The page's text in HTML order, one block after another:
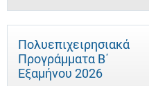
Πολυεπιχειρησιακά
Προγράμματα B΄
Εξαμήνου 2026